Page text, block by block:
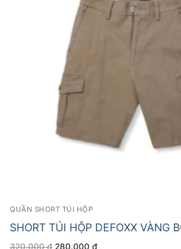
QUẦN SHORT TÚI HỘP
SHORT TÚI HỘP DEFOXX VÀNG
320.000₫ Giá
280.000 ₫Giá